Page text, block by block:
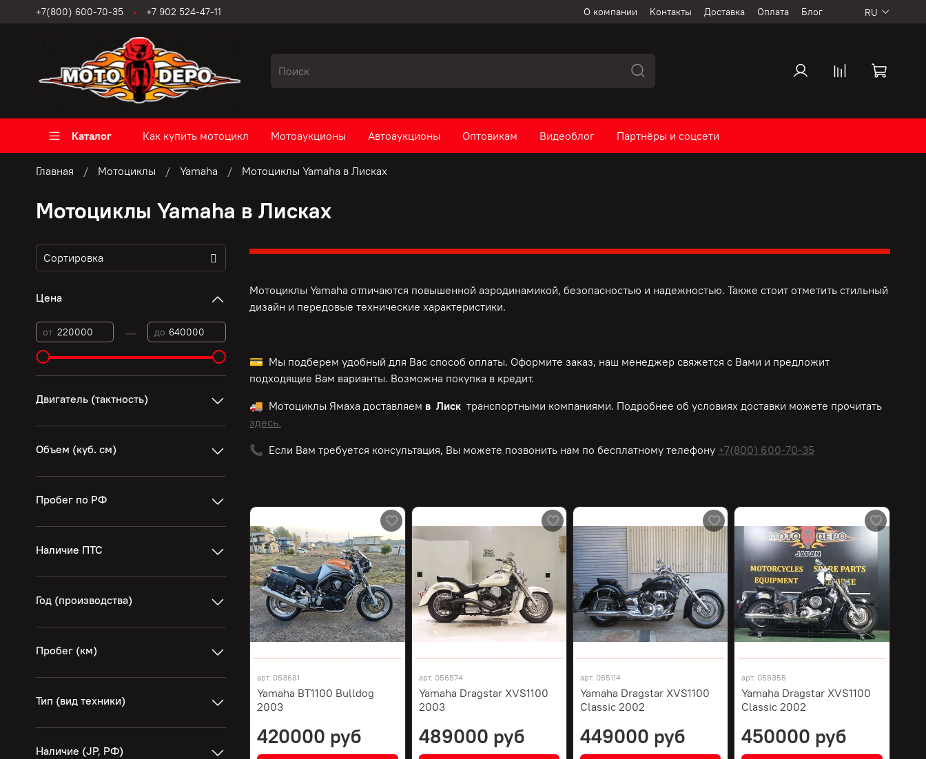
О компании Контакты Доставка Оплата Блог
+7(800) 600-70-35 +7 902 524-47-11 RU
Каталог Как купить мотоцикл Мотоаукционы Автоаукционы Оптовикам Видеоблог Партнёры и соцсети
Главная Мотоциклы Yamaha Мотоциклы Yamaha в Лисках
Мотоциклы Yamaha в Лисках
Мотоциклы Yamaha отличаются повышенной аэродинамикой, безопасностью и надежностью. Также стоит отметить стильный
дизайн и передовые технические характеристики.
💳 Мы подберем удобный для Вас способ оплаты. Оформите заказ, наш менеджер свяжется с Вами и предложит
подходящие Вам варианты. Возможна покупка в кредит.
🚚 Мотоциклы Ямаха доставляем в Лиск транспортными компаниями. Подробнее об условиях доставки можете прочитать
здесь.
📞 Если Вам требуется консультация, Вы можете позвонить нам по бесплатномутелефону +7(800) 600-70-35
арт. 053681
Yamaha BT1100 Bulldog
2003
420000 руб
арт. 056574
Yamaha Dragstar XVS1100
2003
489000 руб
арт. 055114
Yamaha Dragstar XVS1100
Classic 2002
449000 руб
арт. 055355
Yamaha Dragstar XVS1100
Classic 2002
450000 руб
Цена
от — до
Двигатель (тактность)
Объем (куб. см)
Пробег по РФ
Наличие ПТС
Год (производства)
Пробег (км)
Тип (вид техники)
Наличие (JP, РФ)